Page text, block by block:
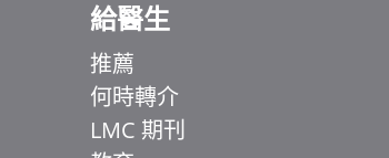
給醫生
推薦
何時轉介
LMC 期刊